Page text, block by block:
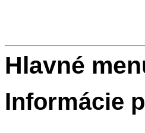
Hlavné
Informácie